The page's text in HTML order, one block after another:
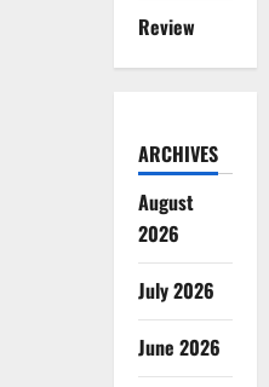
Review
ARCHIVES
August
2026
July 2026
June 2026